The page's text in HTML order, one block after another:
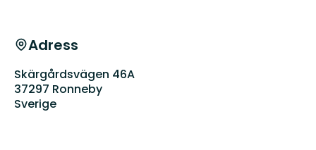
Adress
Skärgårdsvägen 46A
37297 Ronneby
Sverige